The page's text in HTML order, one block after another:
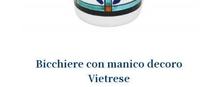
Bicchiere con manico decoro
Vietrese